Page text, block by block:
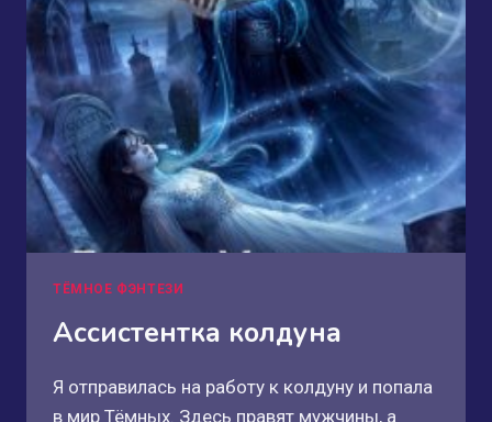
ТЁМНОЕ ФЭНТЕЗИ
Ассистентка колдуна
Я отправилась на работу к колдуну и попала
в мир Тёмных. Здесь правят мужчины, а